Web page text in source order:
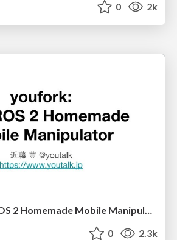
0 2k
youfork: Fully ROS 2 Homemade Mobile Manipulator
0 2.3k